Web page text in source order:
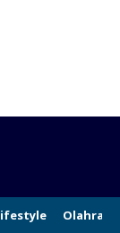
Olahraga